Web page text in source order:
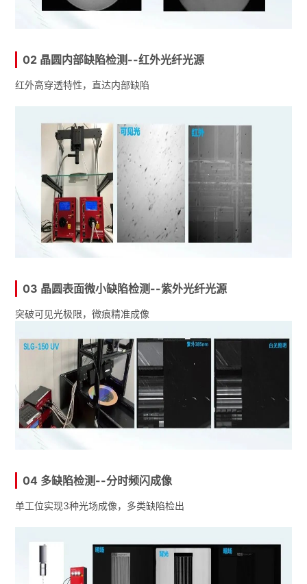
02 晶圆内部缺陷检测--红外光纤光源
红外高穿透特性，直达内部缺陷
03 晶圆表面微小缺陷检测--紫外光纤光源
突破可见光极限，微痕精准成像
04 多缺陷检测--分时频闪成像
单工位实现3种光场成像，多类缺陷检出